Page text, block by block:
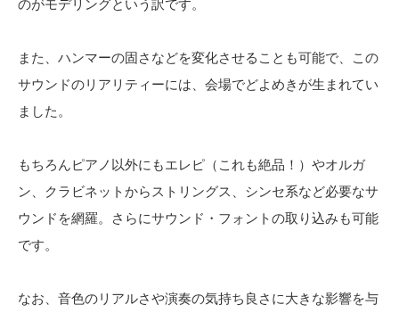
のがモデリングという訳です。
また、ハンマーの固さなどを変化させることも可能で、この
サウンドのリアリティーには、会場でどよめきが生まれてい
ました。
もちろんピアノ以外にもエレピ（これも絶品！）やオルガ
ン、クラビネットからストリングス、シンセ系など必要なサ
ウンドを網羅。さらにサウンド・フォントの取り込みも可能
です。
なお、音色のリアルさや演奏の気持ち良さに大きな影響を与